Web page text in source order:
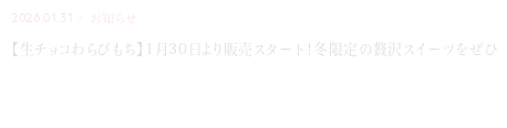
2026.01.31 お知らせ
【生チョコわらびもち】1月30日より販売スタート！冬限定の贅沢スイーツをぜひ